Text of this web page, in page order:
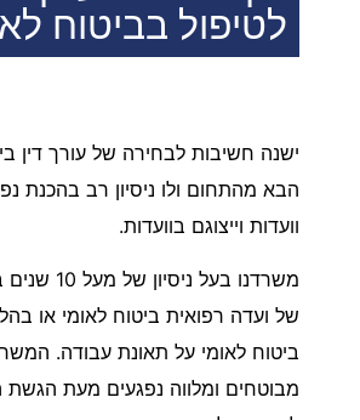
לטיפול בביטוח
ישנה חשיבות לבחירה של עורך דין
הבא מהתחום ולו ניסיון רב בהכנת
וועדות וייצוגם בוועדות.
משרדנו בעל
של ועדה רפואית ביטוח לאומי או
ביטוח לאומי על תאונת עבודה.
מבוטחים ומלווה נפגעים מעת הגשת